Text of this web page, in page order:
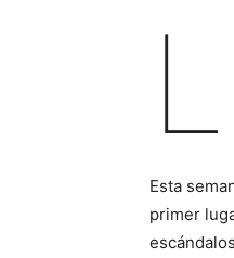
L
Esta
primer